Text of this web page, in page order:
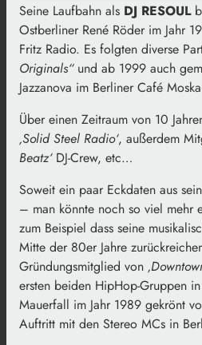
Seine Laufbahn als DJ RESOUL
Ostberliner René Röder im Jahr
Fritz Radio. Es folgten diverse
Originals“und ab 1999 auch
Jazzanova im Berliner Café
Über einen Zeitraum von 10
‚Solid Steel Radio‘, außerdem
Beatz‘DJ-Crew, etc…
Soweit ein paar Eckdaten aus
– man könnte noch so viel mehr
zum Beispiel dass seine
Mitte der 80er Jahre
Gründungsmitglied von
ersten beiden HipHop-Gruppen
Mauerfall im Jahr 1989 gekrönt
Auftritt mit den Stereo MCs in